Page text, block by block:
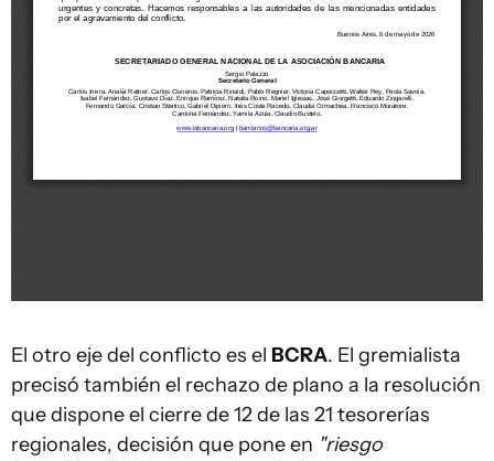
El otro eje del conflicto es el BCRA. El gremialista
precisó también el rechazo de plano a la resolución
que dispone el cierre de 12 de las 21 tesorerías
regionales, decisión que pone en "riesgo